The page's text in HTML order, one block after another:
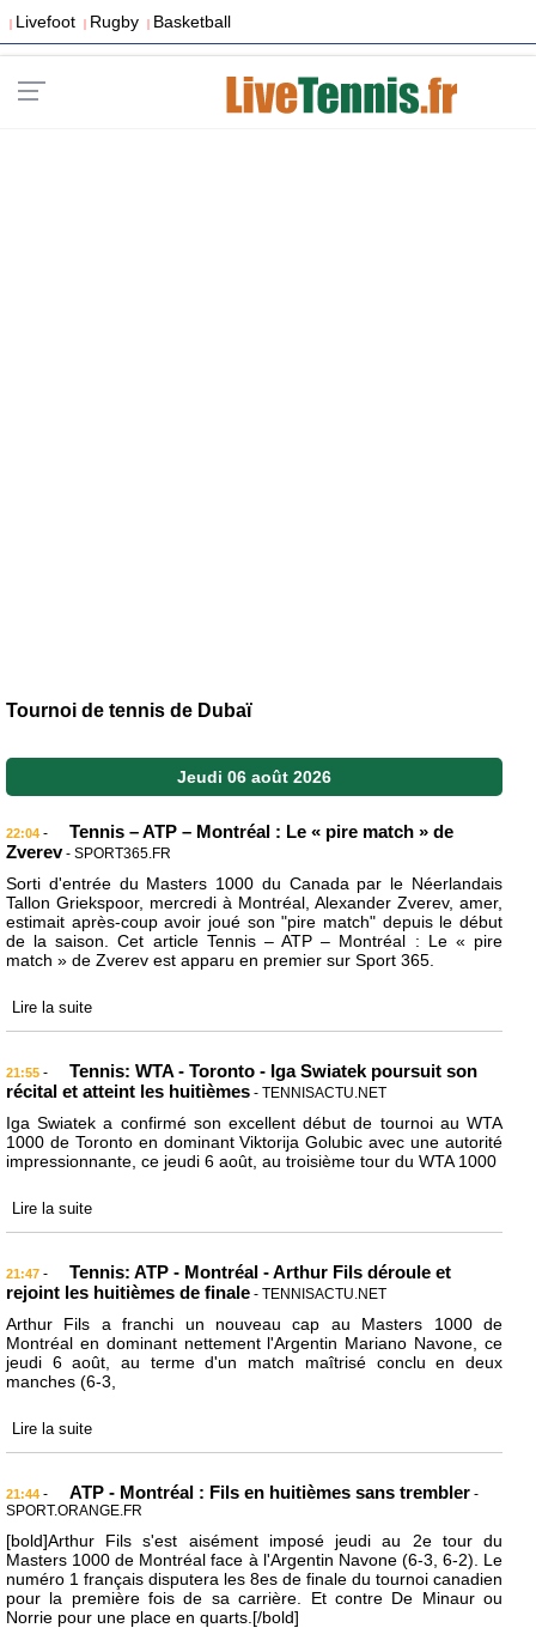
| Livefoot | Rugby | Basketball
Tournoi de tennis de Dubaï
Jeudi 06 août 2026
22:04 -
Tennis – ATP – Montréal : Le « pire match » de
Zverev - SPORT365.FR
Sorti d'entrée du Masters 1000 du Canada par le Néerlandais
Tallon Griekspoor, mercredi à Montréal, Alexander Zverev, amer,
estimait après-coup avoir joué son "pire match" depuis le début
de la saison. Cet article Tennis – ATP – Montréal : Le « pire
match » de Zverev est apparu en premier sur Sport 365.
Lire la suite
21:55 -
Tennis: WTA - Toronto - Iga Swiatek poursuit son
récital et atteint les huitièmes - TENNISACTU.NET
Iga Swiatek a confirmé son excellent début de tournoi au WTA
1000 de Toronto en dominant Viktorija Golubic avec une autorité
impressionnante, ce jeudi 6 août, au troisième tour du WTA 1000
Lire la suite
21:47 -
Tennis: ATP - Montréal - Arthur Fils déroule et
rejoint les huitièmes de finale - TENNISACTU.NET
Arthur Fils a franchi un nouveau cap au Masters 1000 de
Montréal en dominant nettement l'Argentin Mariano Navone, ce
jeudi 6 août, au terme d'un match maîtrisé conclu en deux
manches (6-3,
Lire la suite
21:44 - ATP - Montréal : Fils en huitièmes sans trembler -
SPORT.ORANGE.FR
[bold]Arthur Fils s'est aisément imposé jeudi au 2e tour du
Masters 1000 de Montréal face à l'Argentin Navone (6-3, 6-2). Le
numéro 1 français disputera les 8es de finale du tournoi canadien
pour la première fois de sa carrière. Et contre De Minaur ou
Norrie pour une place en quarts.[/bold]